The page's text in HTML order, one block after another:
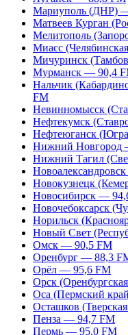
Мариуполь (ДНР)
Матвеев Курган
Мелитополь
Миасс
Мичуринск
Мурманск — 90,4
Нальчик
FM
Невинномысск
Нефтекумск
Нефтеюганск
Нижний Новгород
Нижний Тагил
Новокузнецк
Новосибирск —
Новочебоксарск
Норильск
Новый Свет
Омск — 90,5 FM
Оренбург — 88,3
Орёл — 95,6 FM
Орск
Оса (Пермский
Осташков
Пенза — 94,7 FM
Пермь — 95,0 FM